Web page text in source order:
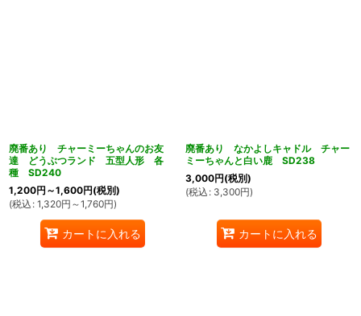
廃番あり チャーミーちゃんのお友
達 どうぶつランド 五型人形 各
種 SD240
1,200円 ～1,600円(税別)
(税込 : 1,320円 ～1,760円)
カートに入れる
廃番あり なかよしキャドル チャー
ミーちゃんと白い鹿 SD238
3,000円(税別)
(税込 : 3,300円)
カートに入れる